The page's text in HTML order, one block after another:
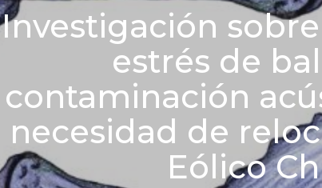
Investigación
estrés de
contaminación
necesidad de
Eólico